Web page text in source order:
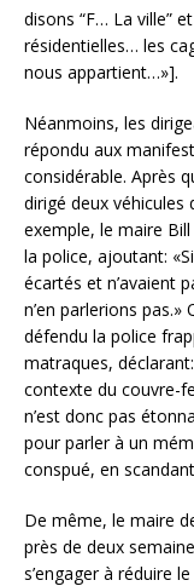
disons “F… La ville”
résidentielles… les
nous appartient…»].
Néanmoins, les
répondu aux
considérable. Après
dirigé deux
exemple, le maire Bill
la police, ajoutant:
écartés et n’avaient
n’en parlerions
défendu la police
matraques,
contexte du couvre-
n’est donc pas
pour parler à un
conspué, en
De même, le maire
près de deux
s’engager à réduire